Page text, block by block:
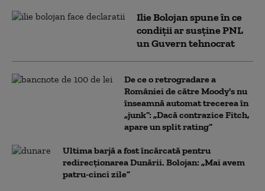
Ilie Bolojan spune în ce
condiții ar susține PNL
un Guvern tehnocrat
De ce o retrogradare a
României de către Moody's nu
înseamnă automat trecerea în
„junk”: „Dacă contrazice Fitch,
apare un split rating”
Ultima barjă a fost încărcată pentru
redirecționarea Dunării. Bolojan: „Mai avem
patru-cinci zile”